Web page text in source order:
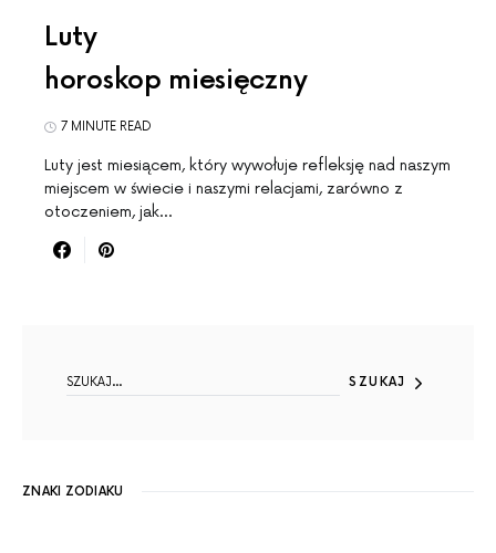
Luty
horoskop miesięczny
7 MINUTE READ
Luty jest miesiącem, który wywołuje refleksję nad naszym
miejscem w świecie i naszymi relacjami, zarówno z
otoczeniem, jak…
SZUKAJ
ZNAKI ZODIAKU